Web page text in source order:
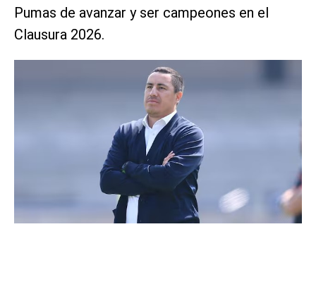
Pumas de avanzar y ser campeones en el
Clausura 2026.